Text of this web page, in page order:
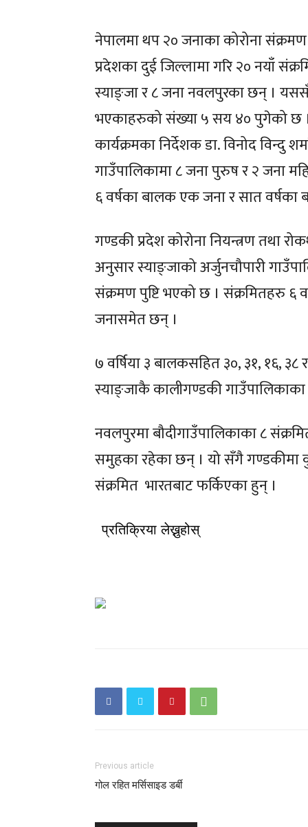
शिक्षा
मुख्य
अपराध
प्रतिक्रिया
प्रतिक्रिया
शिक्षा
मुख्य
अपराध
प्रतिक्रिया
प्रतिक्रिया
नेपालमा थप २० जनाका कोरोना
प्रदेशका दुई जिल्लामा गरि २० नयाँ
स्याङ्जा र ८ जना नवलपुरका छन् ।
भएकाहरुको संख्या ५ सय ४० पुगेको छ ।
कार्यक्रमका निर्देशक डा. विनोद विन्दु
गाउँपालिकामा ८ जना पुरुष र २ जना
६ वर्षका बालक एक जना र सात
गण्डकी प्रदेश कोरोना नियन्त्रण तथा
अनुसार स्याङ्जाको अर्जुनचौपारी
संक्रमण पुष्टि भएको छ । संक्रमितहरु ६
जनासमेत छन् ।
७ वर्षिया ३ बालकसहित ३०, ३१, १६, ३८
स्याङ्जाकै कालीगण्डकी गाउँपालिकाका
नवलपुरमा बौदीगाउँपालिकाका ८
समुहका रहेका छन् । यो सँगै
संक्रमित भारतबाट फर्किएका हुन् ।
प्रतिक्रिया लेख्नुहोस्
Previous article
गोल रहित मर्सिसाइड डर्बी